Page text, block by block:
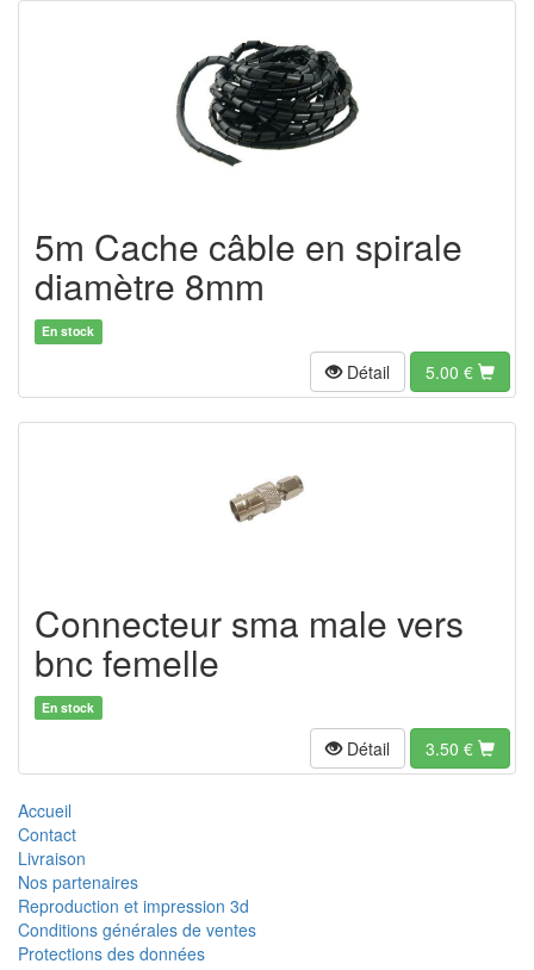
5m Cache câble en spirale
diamètre 8mm
En stock
Détail 5.00 €
Connecteur sma male vers
bnc femelle
En stock
Détail 3.50 €
Accueil
Contact
Livraison
Nos partenaires
Reproduction et impression 3d
Conditions générales de ventes
Protections des données